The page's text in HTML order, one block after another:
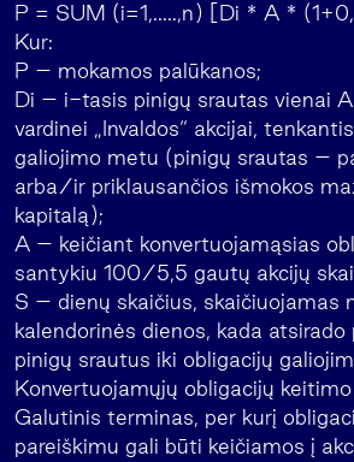
P = SUM (i=1,…..,n) [Di * A *
Kur:
P – mokamos palūkanos;
Di – i-tasis pinigų srautas vienai
vardinei „Invaldos“ akcijai,
galiojimo metu (pinigų srautas –
arba/ir priklausančios išmokos
kapitalą);
A – keičiant konvertuojamąsias
santykiu 100/5,5 gautų akcijų
S – dienų skaičius, skaičiuojamas
kalendorinės dienos, kada
pinigų srautus iki obligacijų
Konvertuojamųjų obligacijų
Galutinis terminas, per kurį
pareiškimu gali būti keičiamos į